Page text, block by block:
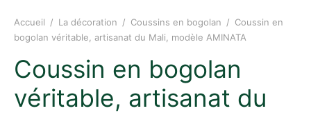
Accueil / La décoration / Coussins en bogolan / Coussin en
bogolan véritable, artisanat du Mali, modèle AMINATA
Coussin en bogolan
véritable, artisanat du